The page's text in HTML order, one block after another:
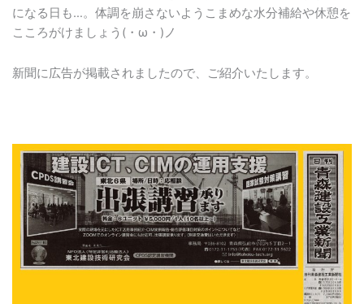
になる日も…。体調を崩さないようこまめな水分補給や休憩を
こころがけましょう(・ω・)ノ
新聞に広告が掲載されましたので、ご紹介いたします。